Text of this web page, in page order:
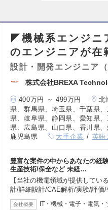
◤機械系エンジニ
のエンジニアが在
設計・開発エンジニア
株式会社BREXA
400万円 ～ 499万円
北
県、群馬県、埼玉県、千葉県
県、岐阜県、静岡県、愛知県
県、広島県、山口県、香川県
鹿児島県
大手企業 英語
豊富な案件の中からあなたの経
生産技術/保全など 未経…
【当社の機電領域が提供して
計/詳細設計/CAE解析/実験/評価
会社概要
IT・機械・電子・電気